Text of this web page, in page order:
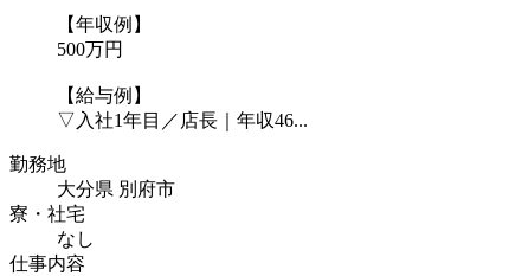
【年収例】
500万円
【給与例】
▽入社1年目／店長｜年収46...
勤務地
大分県 別府市
寮・社宅
なし
仕事内容